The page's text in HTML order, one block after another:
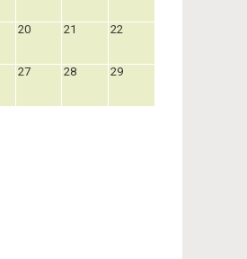
20 21 22
27 28 29